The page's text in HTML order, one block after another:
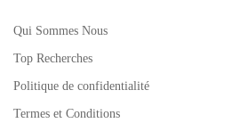
Qui Sommes Nous
Top Recherches
Politique de confidentialité
Termes et Conditions